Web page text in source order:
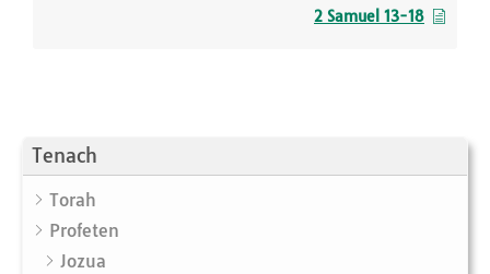
Tenach
Torah
Profeten
Jozua
2 Samuel 13-18